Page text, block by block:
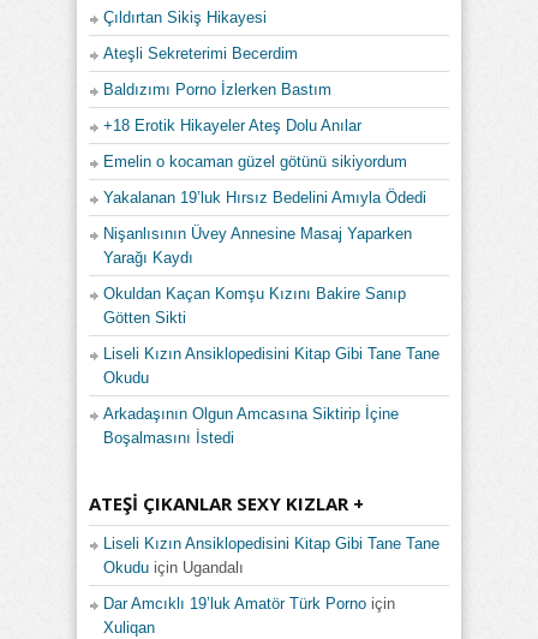
Çıldırtan Sikiş Hikayesi
Ateşli Sekreterimi Becerdim
Baldızımı Porno İzlerken Bastım
+18 Erotik Hikayeler Ateş Dolu Anılar
Emelin o kocaman güzel götünü sikiyordum
Yakalanan 19’luk Hırsız Bedelini Amıyla Ödedi
Nişanlısının Üvey Annesine Masaj Yaparken
Yarağı Kaydı
Okuldan Kaçan Komşu Kızını Bakire Sanıp
Götten Sikti
Liseli Kızın Ansiklopedisini Kitap Gibi Tane Tane
Okudu
Arkadaşının Olgun Amcasına Siktirip İçine
Boşalmasını İstedi
ATEŞI ÇIKANLAR SEXY KIZLAR +
Liseli Kızın Ansiklopedisini Kitap Gibi Tane Tane
Okudu için Ugandalı
Dar Amcıklı 19’luk Amatör Türk Porno için
Xuliqan